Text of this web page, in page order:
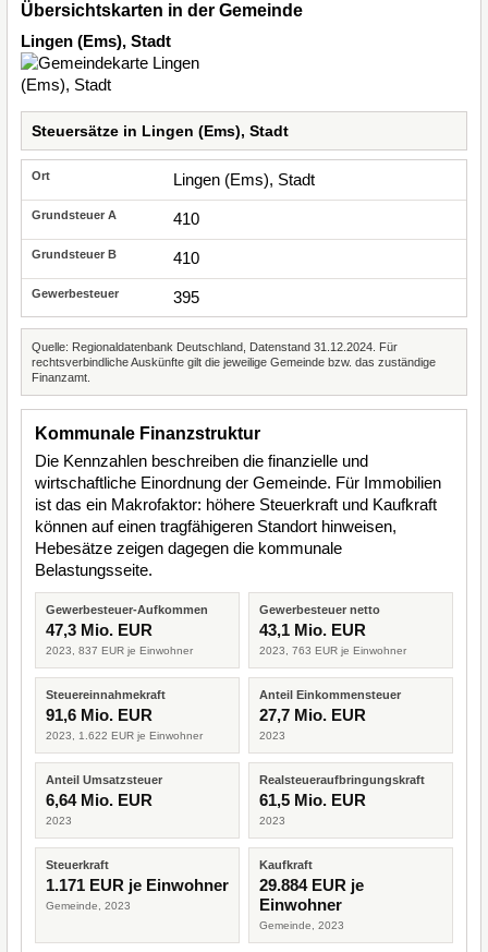
Übersichtskarten in der Gemeinde
Lingen (Ems), Stadt
Steuersätze in Lingen (Ems), Stadt
Lingen (Ems), Stadt
410
410
395
Quelle: Regionaldatenbank Deutschland, Datenstand 31.12.2024. Für
rechtsverbindliche Auskünfte gilt die jeweilige Gemeinde bzw. das zuständige
Finanzamt.
Kommunale Finanzstruktur
Die Kennzahlen beschreiben die finanzielle und
wirtschaftliche Einordnung der Gemeinde. Für Immobilien
ist das ein Makrofaktor: höhere Steuerkraft und Kaufkraft
können auf einen tragfähigeren Standort hinweisen,
Hebesätze zeigen dagegen die kommunale
Belastungsseite.
Gewerbesteuer-Aufkommen
47,3 Mio. EUR
2023, 837 EUR je Einwohner
Gewerbesteuer netto
43,1 Mio. EUR
2023, 763 EUR je Einwohner
Steuereinnahmekraft
91,6 Mio. EUR
2023, 1.622 EUR je Einwohner
Anteil Einkommensteuer
27,7 Mio. EUR
2023
Anteil Umsatzsteuer
6,64 Mio. EUR
2023
Realsteueraufbringungskraft
61,5 Mio. EUR
2023
Steuerkraft
1.171 EUR je Einwohner
Gemeinde, 2023
Kaufkraft
29.884 EUR je
Einwohner
Gemeinde, 2023